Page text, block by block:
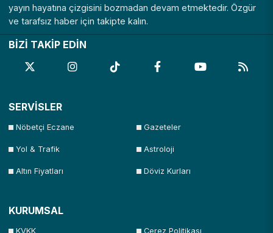
yayın hayatına çizgisini bozmadan devam etmektedir. Özgür
ve tarafsız haber için takipte kalın.
BİZİ TAKİP EDİN
SERVİSLER
Nöbetçi Eczane Gazeteler
Yol & Trafik Astroloji
Altın Fiyatları Döviz Kurları
KURUMSAL
KVKK Çerez Politikası